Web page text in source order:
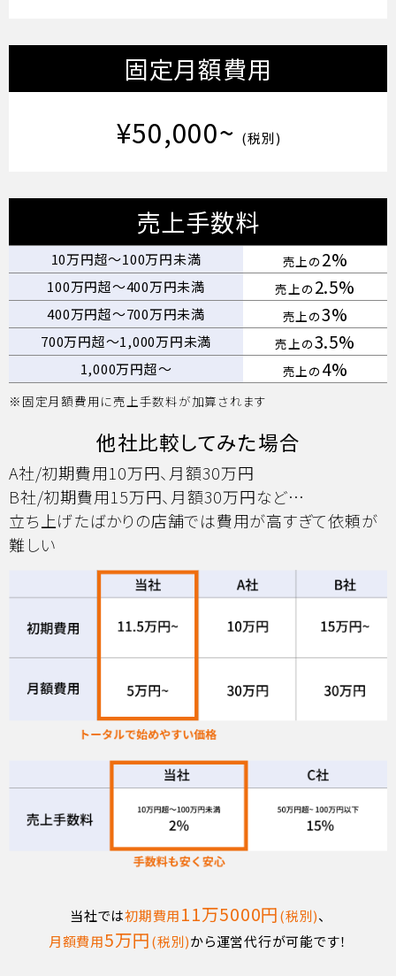
固定月額費用
¥50,000~ (税別)
売上手数料
10万円超〜100万円未満 売上の 2%
100万円超〜400万円未満 売上の 2.5%
400万円超〜700万円未満 売上の3%
700万円超〜1,000万円未満 売上の3.5%
1,000万円超〜 売上の 4%
※固定月額費用に売上手数料が加算されます
他社比較してみた場合
A社/初期費用10万円、月額30万円
B社/初期費用15万円、月額30万円など…
立ち上げたばかりの店舗では費用が高すぎて依頼が
難しい
当社では初期費用11万5000円(税別)、
月額費用5万円(税別)から運営代行が可能です！